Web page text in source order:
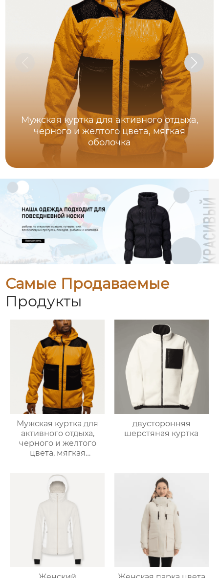
Мужская куртка для активного отдыха,
черного и желтого цвета, мягкая
оболочка
Самые Продаваемые
Продукты
Мужская куртка для
активного отдыха,
черного и желтого
цвета, мягкая
двусторонняя
шерстяная куртка